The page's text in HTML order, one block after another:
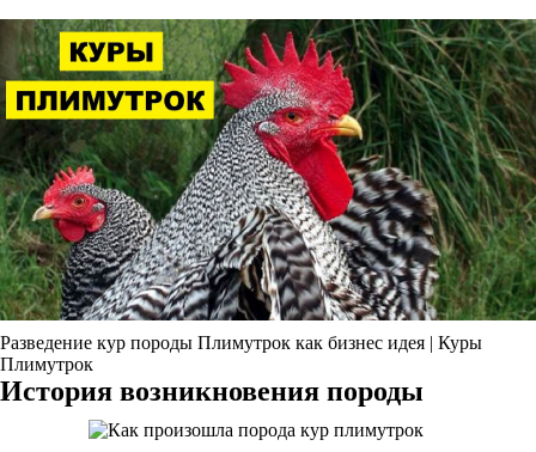
Разведение кур породы Плимутрок как бизнес идея | Куры
Плимутрок
История возникновения породы